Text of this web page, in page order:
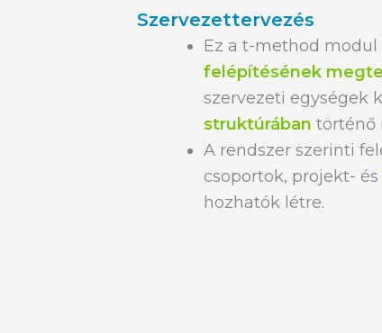
Szervezettervezés
Ez a t-method modul
felépítésének
szervezeti egységek
struktúrában történő
A rendszer szerinti
csoportok, projekt- és
hozhatók létre.